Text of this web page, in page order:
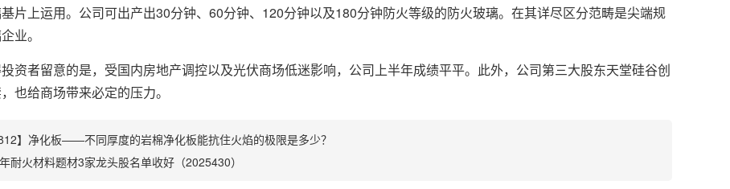
片上运用。公司可出产出30分钟、60分钟、120分钟以及180分钟防火等级的防火玻璃。在其详尽区分范畴是尖端规
业。
者留意的是，受国内房地产调控以及光伏商场低迷影响，公司上半年成绩平平。此外，公司第三大股东天堂硅谷创
也给商场带来必定的压力。
】净化板——不同厚度的岩棉净化板能抗住火焰的极限是多少？
耐火材料题材3家龙头股名单收好（2025430）